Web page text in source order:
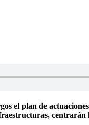
el plan de
centrarán